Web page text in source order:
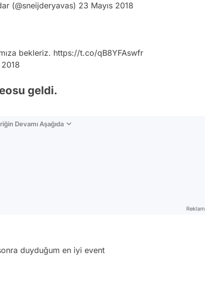
(@sneijderyavas) 23 Mayıs 2018
bekleriz. https://t.co/qB8YFAswfr
geldi.
Devamı Aşağıda
Reklam
duyduğum en iyi event